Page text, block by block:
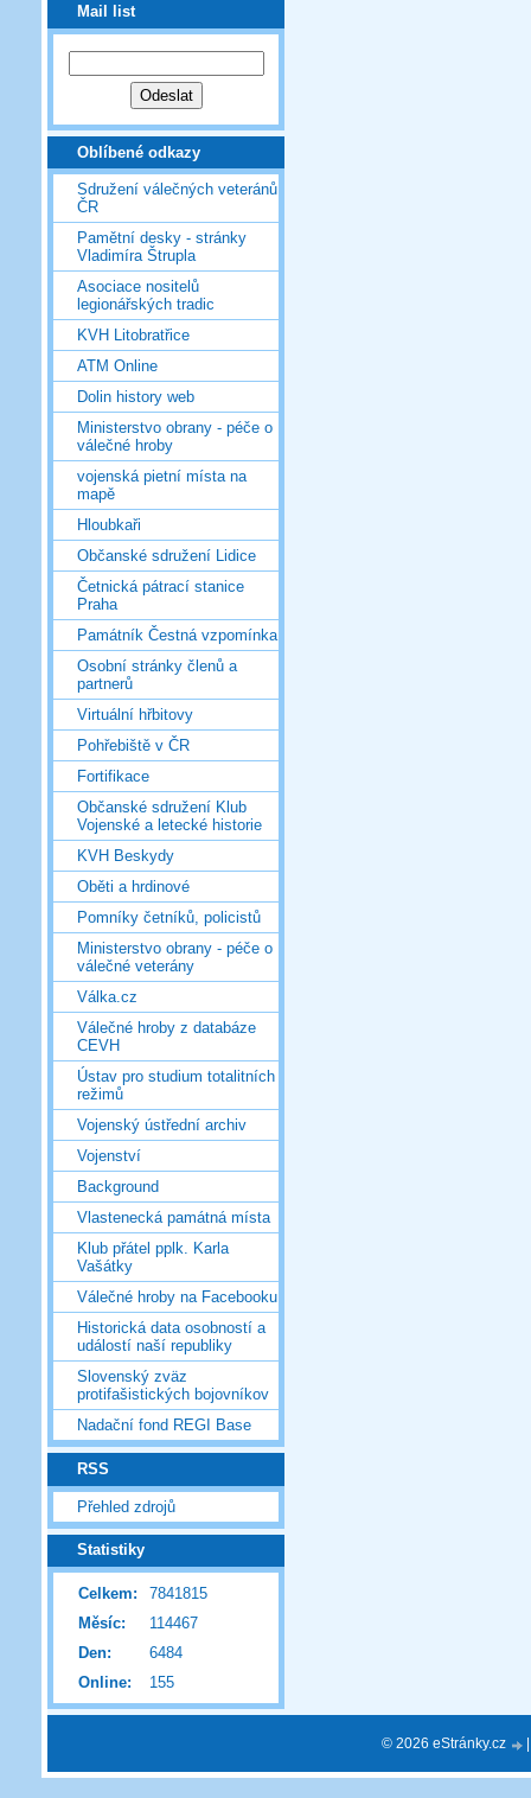
Mail list
Oblíbené odkazy
Sdružení válečných veteránů
ČR
Pamětní desky - stránky
Vladimíra Štrupla
Asociace nositelů
legionářských tradic
KVH Litobratřice
ATM Online
Dolin history web
Ministerstvo obrany - péče o
válečné hroby
vojenská pietní místa na
mapě
Hloubkaři
Občanské sdružení Lidice
Četnická pátrací stanice
Praha
Památník Čestná vzpomínka
Osobní stránky členů a
partnerů
Virtuální hřbitovy
Pohřebiště v ČR
Fortifikace
Občanské sdružení Klub
Vojenské a letecké historie
KVH Beskydy
Oběti a hrdinové
Pomníky četníků, policistů
Ministerstvo obrany - péče o
válečné veterány
Válka.cz
Válečné hroby z databáze
CEVH
Ústav pro studium totalitních
režimů
Vojenský ústřední archiv
Vojenství
Background
Vlastenecká památná místa
Klub přátel pplk. Karla
Vašátky
Válečné hroby na Facebooku
Historická data osobností a
událostí naší republiky
Slovenský zväz
protifašistických bojovníkov
Nadační fond REGI Base
RSS
Přehled zdrojů
Statistiky
Online: 155
Celkem:
7841815
Měsíc:
114467
Den:
6484
© 2026 eStránky.cz